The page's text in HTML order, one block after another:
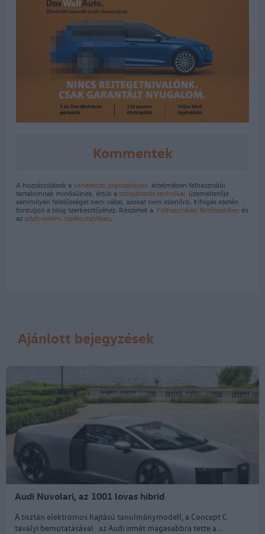
Kommentek
A hozzászólások avonatkozó jogszabályok értelmében felhasználói
tartalomnak minősülnek, értük a szolgáltatás technikai üzemeltetője
semmilyen felelősséget nem vállal, azokat nem ellenőrzi. Kifogás esetén
forduljon a blog szerkesztőjéhez. Részletek a Felhasználási feltételekben és
azadatvédelmi tájékoztatóban.
Ajánlott bejegyzések
Audi Nuvolari, az 1001 lovas hibrid
A tisztán elektromos hajtású tanulmánymodell, a Concept C
tavalyi bemutatásával az Audi ismét magasabbra tette a...